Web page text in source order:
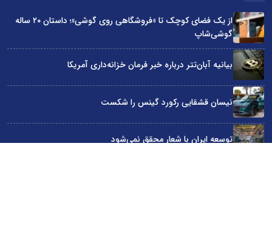
از یک فضای کوچک تا «فروشگاهی روی گوشی»؛ داستان ۲۰ ساله
گوشی‌شاپ
بیانیه آبان‌تتر درباره خبر فرمان خزانه‌داری آمریکا
نیسان قشقایی رکورد گینس را شکست
توسعه ایران با شعار محقق نمی‌شود